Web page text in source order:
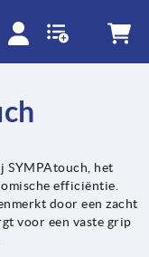
SYMPAtouch, het
efficiëntie.
door een zacht
voor een vaste grip